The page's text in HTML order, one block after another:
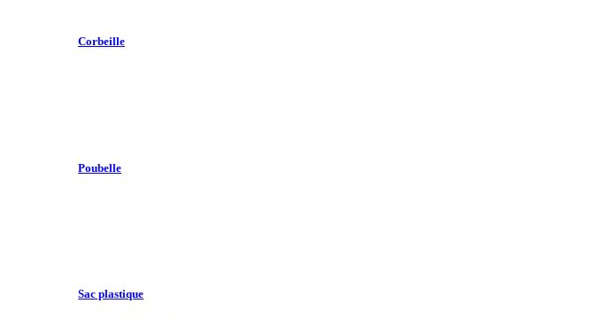
Corbeille
Poubelle
Sac plastique